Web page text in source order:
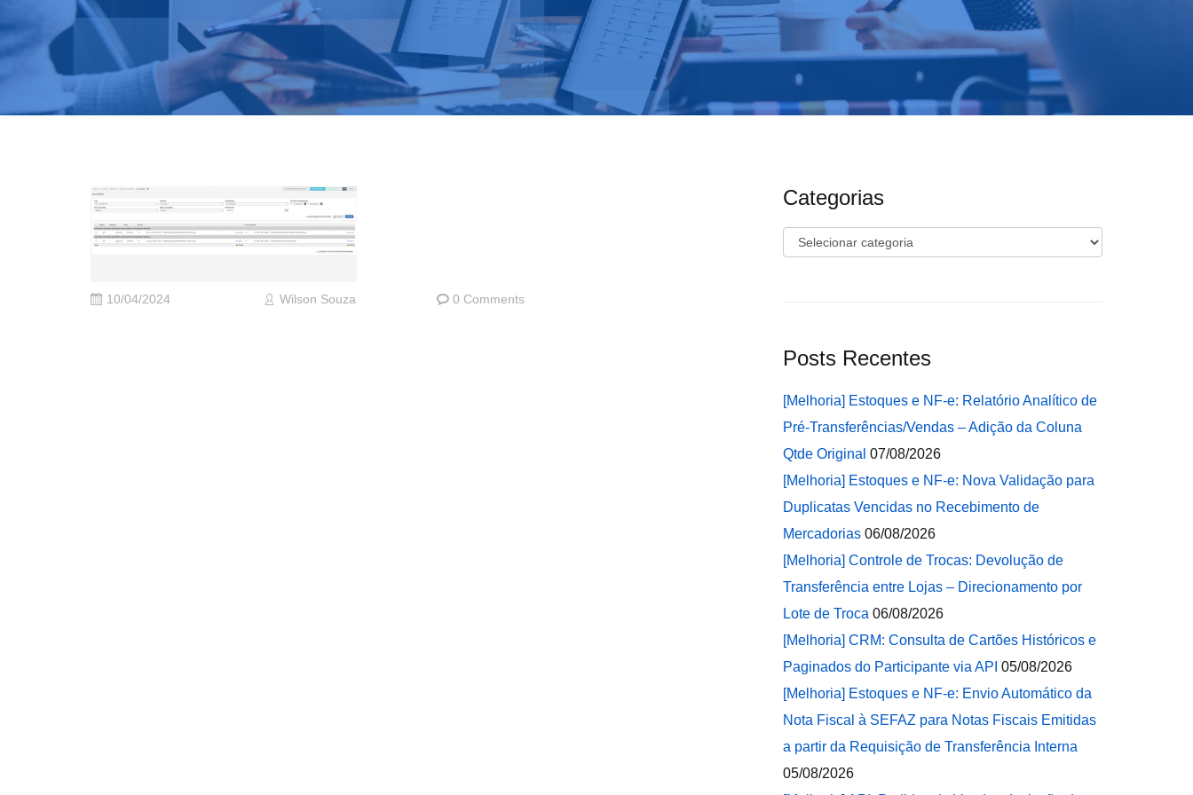
10/04/2024 Wilson Souza 0 Comments
Categorias
Categorias
Posts Recentes
[Melhoria] Estoques e NF-e: Relatório Analítico de
Pré-Transferências/Vendas – Adição da Coluna
Qtde Original 07/08/2026
[Melhoria] Estoques e NF-e: Nova Validação para
Duplicatas Vencidas no Recebimento de
Mercadorias 06/08/2026
[Melhoria] Controle de Trocas: Devolução de
Transferência entre Lojas – Direcionamento por
Lote de Troca 06/08/2026
[Melhoria] CRM: Consulta de Cartões Históricos e
Paginados do Participante via API 05/08/2026
[Melhoria] Estoques e NF-e: Envio Automático da
Nota Fiscal à SEFAZ para Notas Fiscais Emitidas
a partir da Requisição de Transferência Interna
05/08/2026